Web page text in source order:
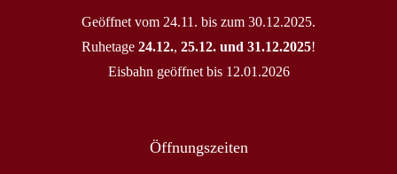
Geöffnet vom 24.11. bis zum 30.12.2025.
Ruhetage 24.12., 25.12. und 31.12.2025!
Eisbahn geöffnet bis 12.01.2026
Öffnungszeiten